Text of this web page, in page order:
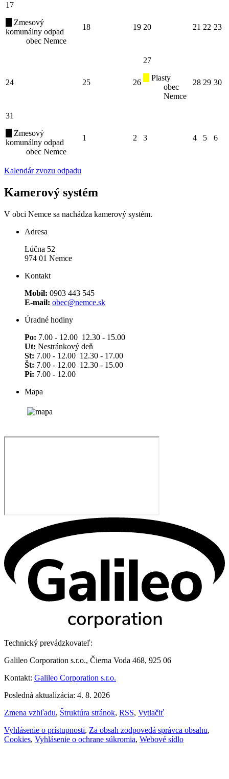
17
Zmesový
komunálny odpad
obec Nemce
18 19 20 21 22 23
24 25 26
27
Plasty
obec
Nemce
28 29 30
31
Zmesový
komunálny odpad
obec Nemce
1 2 3 4 5 6
Kalendár zvozu odpadu
Kamerový systém
V obci Nemce sa nachádza kamerový systém.
Adresa
Lúčna 52
974 01 Nemce
Kontakt
Mobil: 0903 443 545
E-mail: obec@nemce.sk
Úradné hodiny
Po: 7.00 - 12.00 12.30 - 15.00
Ut: Nestránkový deň
St: 7.00 - 12.00 12.30 - 17.00
Št: 7.00 - 12.00 12.30 - 15.00
Pi: 7.00 - 12.00
Mapa
Technický prevádzkovateľ:
Galileo Corporation s.r.o., Čierna Voda 468, 925 06
Kontakt: Galileo Corporation s.r.o.
Posledná aktualizácia: 4. 8. 2026
Zmena vzhľadu, Štruktúra stránok, RSS, Vytlačiť
Vyhlásenie o prístupnosti, Za obsah zodpovedá správca obsahu,
Cookies, Vyhlásenie o ochrane súkromia, Webové sídlo